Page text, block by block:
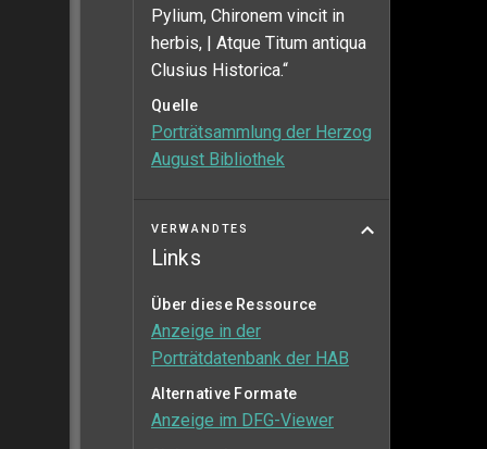
Pylium, Chironem vincit in
herbis, | Atque Titum antiqua
Clusius Historica.“
Quelle
Porträtsammlung der Herzog
August Bibliothek
VERWANDTES
Links
Über diese Ressource
Anzeige in der
Porträtdatenbank der HAB
Alternative Formate
Anzeige im DFG-Viewer